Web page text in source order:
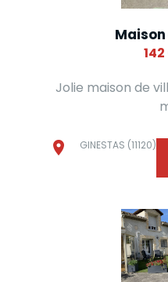
Jolie maison de
GINESTAS (11120)